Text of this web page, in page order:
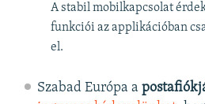
A stabil mobilkapcsolat
funkciói az applikációban
el.
Szabad Európa a